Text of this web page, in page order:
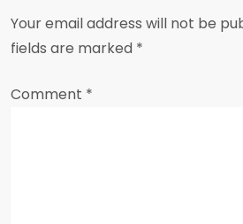
a
v
i
Your email address will not be
fields are marked *
Comment *